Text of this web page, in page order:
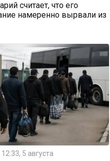
считает, что его
намеренно вырвали из
12:33, 5 августа